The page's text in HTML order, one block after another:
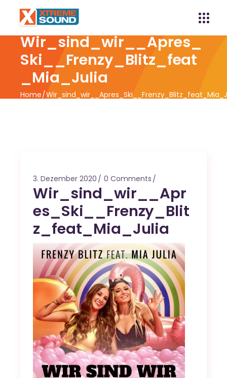
Wir_sind_wir__Apres_
Ski__Frenzy_Blitz_feat
_Mia_Julia
Home
3. Dezember 2020 0 Comments
Wir_sind_wir__Apr
es_Ski__Frenzy_Blit
z_feat_Mia_Julia